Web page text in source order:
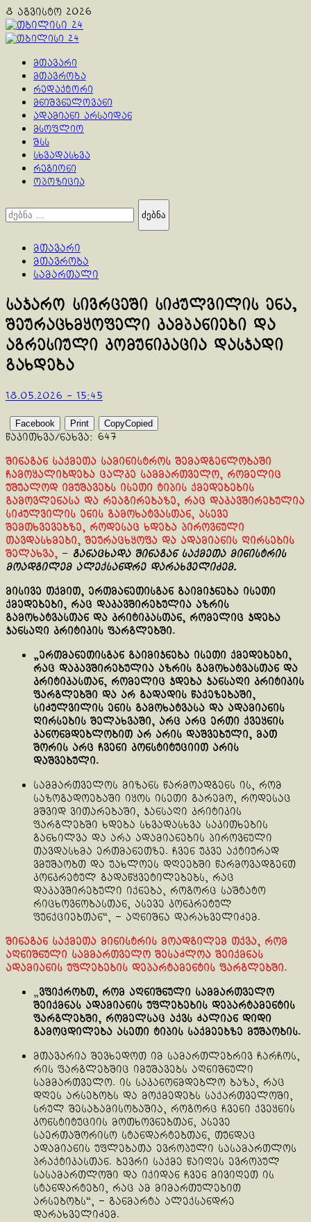
Skip
to
content
8 აგვისტო 2026
Primary
მთავარი
მთავრობა
რედაქტორი
მნიშვნელოვანი
ადამიანი არსაიდან
მსოფლიო
შსს
სხვადასხვა
რეგიონი
ოპოზიცია
ძებნა:
მთავარი
მთავრობა
სამართალი
საჯარო სივრცეში სიძულვილის ენა,
შეურაცხმყოფელი კამპანიები და
აგრესიული კომუნიკაცია დასჯადი
გახდება
18.05.2026 - 15:45
Facebook Print CopyCopied
წაკითხვა/ნახვა: 647
შინაგან საქმეთა სამინისტროს შემადგენლობაში
ჩამოყალიბდება ცალკე სამმართველო, რომელიც
უშუალოდ იმუშავებს ისეთი ტიპის ქმედებების
გამოვლენასა და რეაგირებაზე, რაც დაკავშირებულია
სიძულვილის ენის გამოხატვასთან, ასევე
შემთხვევებზე, როდესაც ხდება პიროვნული
თავდასხმები, შეურაცხყოფა და ადამიანის ღირსების
შელახვა, – განაცხადა შინაგან საქმეთა მინისტრის
მოადგილემ ალექსანდრე დარახველიძემ.
მისივე თქმით, ერთმანეთისგან გაიმიჯნება ისეთი
ქმედებები, რაც დაკავშირებულია აზრის
გამოხატვასთან და კრიტიკასთან, რომელიც ჯდება
ჯანსაღი კრიტიკის ფარგლებში.
„ერთმანეთისგან გაიმიჯნება ისეთი ქმედებები,
რაც დაკავშირებულია აზრის გამოხატვასთან და
კრიტიკასთან, რომელიც ჯდება ჯანსაღი კრიტიკის
ფარგლებში და არ გადადის წაქეზებაში,
სიძულვილის ენის გამოხატვასა და ადამიანის
ღირსების შელახვაში, არც არც ერთი ქვეყნის
კანონმდებლობით არ არის დაშვებული, მათ
შორის არც ჩვენი კონსტიტუციით არის
დაშვებული.
სამმართველოს მიზანს წარმოადგენს ის, რომ
საზოგადოებაში იყოს ისეთი გარემო, როდესაც
მშვიდ ვითარებაში, ჯანსაღი კრიტიკის
ფარგლებში ხდება სხვადასხვა საკითხების
განხილვა და არა ადამიანების პიროვნული
თავდასხმა ერთმანეთზე. ჩვენ უკვე აქტიურად
ვმუშაობთ და უახლოეს დღეებში წარმოვადგენთ
კონკრეტულ გადაწყვეტილებებს, რაც
დაკავშირებული იქნება, როგორც საშტატო
რიცხოვნობასთან, ასევე კონკრეტულ
ფუნქციებთან“, – აღნიშნა დარახველიძემ.
შინაგან საქმეთა მინისტრის მოადგილემ თქვა, რომ
აღნიშნული სამმართველო შესაძლოა შეიქმნას
ადამიანის უფლებების დეპარტამენტის ფარგლებში.
„ვფიქრობთ, რომ აღნიშნული სამმართველო
შეიქმნას ადამიანის უფლებების დეპარტამენტის
ფარგლებში, რომელსაც აქვს ძალიან დიდი
გამოცდილება ასეთი ტიპის საქმეებზე მუშაობის.
მთავარია შევხედოთ იმ სამართლებრივ ჩარჩოს,
რის ფარგლებშიც იმუშავებს აღნიშნული
სამმართველო. ის საკანონმდებლო ბაზა, რაც
დღეს არსებობს და მოქმედებს საქართველოში,
სრულ შესაბამისობაშია, როგორც ჩვენი ქვეყნის
კონსტიტუციის მოთხოვნებთან, ასევე
საერთაშორისო სტანდარტებთან, თუნდაც
ადამიანის უფლებათა ევროპული სასამართლოს
პრაქტიკასთან. ბევრი საქმე წაიღეს ევროპულ
სასამართლოში და იქიდან ჩვენ მივიღეთ ის
სტანდარტები, რაც ამ მიმართულებით
არსებობს“, – განმარტა ალექსანდრე
დარახველიძემ.